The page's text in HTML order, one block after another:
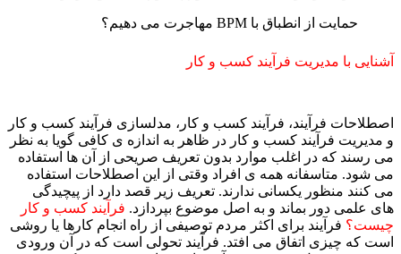
حمایت از انطباق با BPM مهاجرت می دهیم؟
با مدیریت فرآیند کسب و کار
فرآیند، فرآیند کسب و کار، مدلسازی فرآیند کسب و کار
مدیریت فرآیند کسب و کار در ظاهر به اندازه ی کافی گویا به نظر
رسند که در اغلب موارد بدون تعریف صریحی از آن ها استفاده
شود. متاسفانه همه­ ی افراد وقتی از این اصطلاحات استفاده
کنند منظور یکسانی ندارند. تعریف زیر قصد دارد از پیچیدگی
علمی دور بماند و به اصل موضوع بپردازد.فرآیند کسب و کار
فرآیند برای اکثر مردم توصیفی از راه انجام کارها یا روشی
که چیزی اتفاق می افتد. فرآیند تحولی است که در آن ورودی